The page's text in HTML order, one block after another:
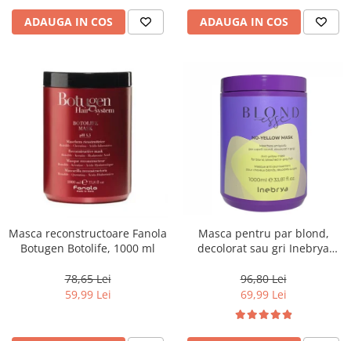
ADAUGA IN COS ADAUGA IN COS
Masca reconstructoare Fanola
Botugen Botolife, 1000 ml
78,65 Lei
59,99 Lei
Masca pentru par blond,
decolorat sau gri Inebrya
96,80 Lei
69,99 Lei